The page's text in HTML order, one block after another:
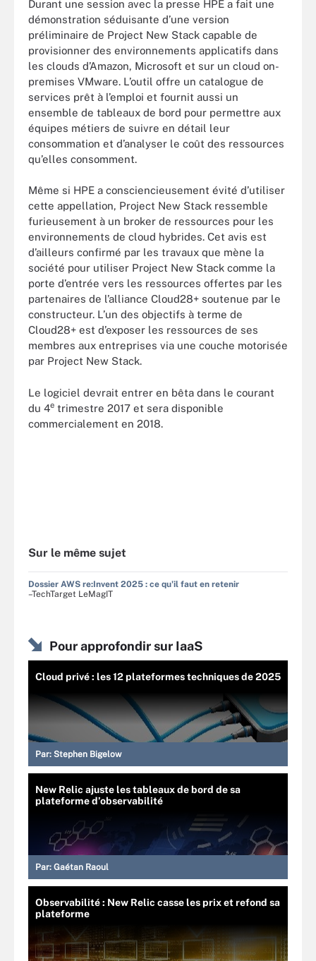
Durant une session avec la presse HPE a fait une
démonstration séduisante d’une version
préliminaire de Project New Stack capable de
provisionner des environnements applicatifs dans
les clouds d’Amazon, Microsoft et sur un cloud on-
premises VMware. L’outil offre un catalogue de
services prêt à l’emploi et fournit aussi un
ensemble de tableaux de bord pour permettre aux
équipes métiers de suivre en détail leur
consommation et d’analyser le coût des ressources
qu’elles consomment.
Même si HPE a consciencieusement évité d’utiliser
cette appellation, Project New Stack ressemble
furieusement à un broker de ressources pour les
environnements de cloud hybrides. Cet avis est
d’ailleurs confirmé par les travaux que mène la
société pour utiliser Project New Stack comme la
porte d’entrée vers les ressources offertes par les
partenaires de l’alliance Cloud28+ soutenue par le
constructeur. L’un des objectifs à terme de
Cloud28+ est d’exposer les ressources de ses
membres aux entreprises via une couche motorisée
par Project New Stack.
Le logiciel devrait entrer en bêta dans le courant
du 4e trimestre 2017 et sera disponible
commercialement en 2018.
Sur le même sujet
Dossier AWS re:Invent 2025 : ce qu'il faut en retenir
–TechTarget LeMagIT
Pour approfondir sur IaaS
Cloud privé : les 12 plateformes techniques de 2025
Par: Stephen Bigelow
New Relic ajuste les tableaux de bord de sa
plateforme d’observabilité
Par: Gaétan Raoul
Observabilité : New Relic casse les prix et refond sa
plateforme